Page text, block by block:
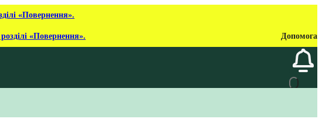
«Повернення».
«Повернення». Допомога